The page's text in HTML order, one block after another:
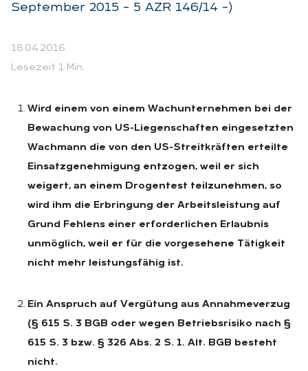
September 2015 – 5 AZR 146/14 –)
18.04.2016
Lesezeit 1 Min.
Wird einem von einem Wachunternehmen bei der
Bewachung von US-Liegenschaften eingesetzten
Wachmann die von den US-Streitkräften erteilte
Einsatzgenehmigung entzogen, weil er sich
weigert, an einem Drogentest teilzunehmen, so
wird ihm die Erbringung der Arbeitsleistung auf
Grund Fehlens einer erforderlichen Erlaubnis
unmöglich, weil er für die vorgesehene Tätigkeit
nicht mehr leistungsfähig ist.
Ein Anspruch auf Vergütung aus Annahmeverzug
(§ 615 S. 3 BGB oder wegen Betriebsrisiko nach §
615 S. 3 bzw. § 326 Abs. 2 S. 1. Alt. BGB besteht
nicht.